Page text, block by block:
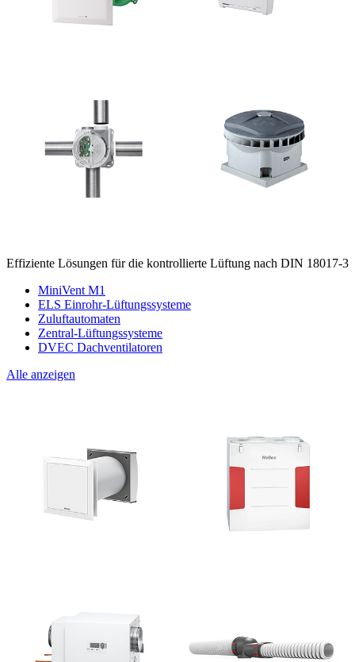
Effiziente Lösungen für die kontrollierte Lüftung nach DIN 18017-3
MiniVent M1
ELS Einrohr-Lüftungssysteme
Zuluftautomaten
Zentral-Lüftungssysteme
DVEC Dachventilatoren
Alle anzeigen